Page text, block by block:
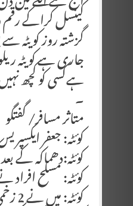
کینسل کراکے
گزشتہ روز کویٹہ
جاری ہے کویٹہ
ہےکسی کو کچھ نہیں
۔
متاثر مسافر/ گفتگو
کوئٹہ: جعفر
کوئٹہ:دھماکہ کے
کوئٹہ: مسلح